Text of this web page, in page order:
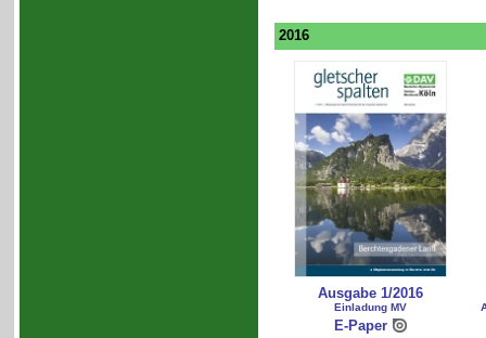
2016
Ausgabe 1/2016
Einladung MV
E-Paper